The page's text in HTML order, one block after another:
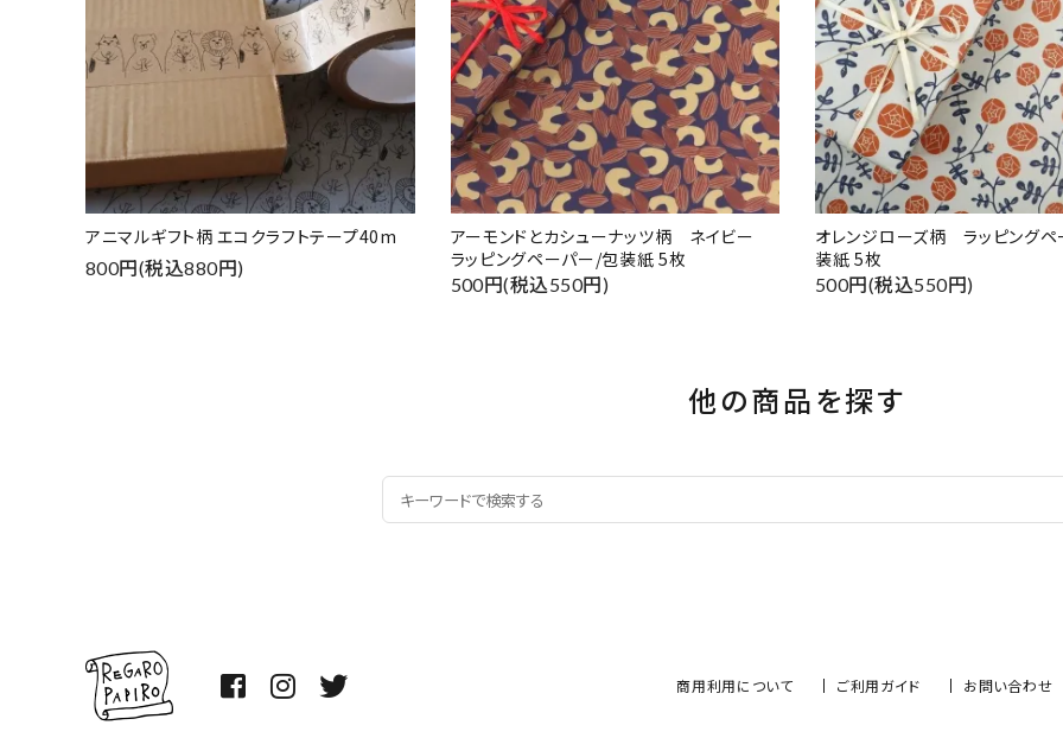
アニマルギフト柄 エコクラフトテープ40m
800円(税込880円)
アーモンドとカシューナッツ柄 ネイビー
ラッピングペーパー/包装紙 5枚
500円(税込550円)
オレンジローズ柄 ラッピング
装紙 5枚
500円(税込550円)
他の商品を探す
商用利用について ご利用ガイド お問い合わせ